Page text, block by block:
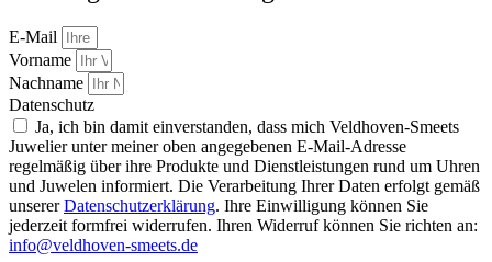
E-Mail
Vorname
Nachname
Datenschutz
Ja, ich bin damit einverstanden, dass mich Veldhoven-Smeets
Juwelier unter meiner oben angegebenen E-Mail-Adresse
regelmäßig über ihre Produkte und Dienstleistungen rund um Uhren
und Juwelen informiert. Die Verarbeitung Ihrer Daten erfolgt gemäß
unsererDatenschutzerklärung. Ihre Einwilligung können Sie
jederzeit formfrei widerrufen. Ihren Widerruf können Sie richten an:
info@veldhoven-smeets.de